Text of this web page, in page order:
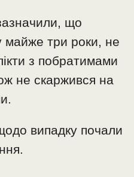
що
майже три роки, не
з побратимами
не скаржився на
випадку почали